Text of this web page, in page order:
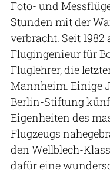
Foto- und
Stunden mit der
verbracht. Seit
Flugingenieur für
Fluglehrer, die
Mannheim. Einige
Berlin-Stiftung
Eigenheiten des
Flugzeugs
den Wellblech-
dafür eine